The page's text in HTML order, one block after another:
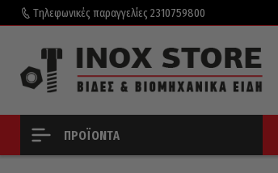
Τηλεφωνικές παραγγελίες 2310759800
ΠΡΟΪΌΝΤΑ